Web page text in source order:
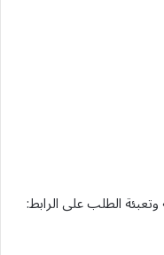
وتعبئة الطلب على الرابط: